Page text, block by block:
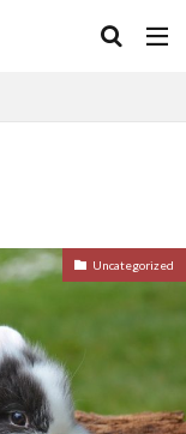
Uncategorized